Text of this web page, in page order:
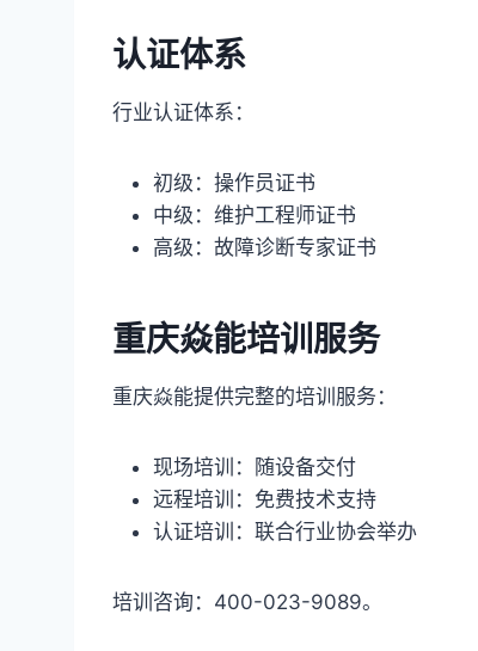
认证体系
行业认证体系：
初级：操作员证书
中级：维护工程师证书
高级：故障诊断专家证书
重庆焱能培训服务
重庆焱能提供完整的培训服务：
现场培训：随设备交付
远程培训：免费技术支持
认证培训：联合行业协会举办
培训咨询：400-023-9089。